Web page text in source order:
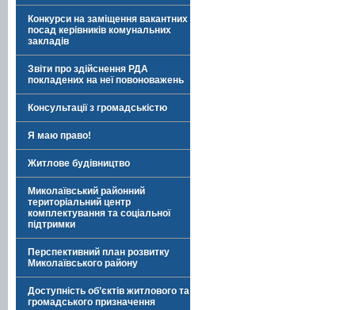
Конкурси на заміщення вакантних
посад керівників комунальних
закладів
Звіти про здійснення РДА
покладених на неї повоноважень
Консультації з громадськістю
Я маю право!
Житлове будівництво
Миколаївський районний
територіальний центр
комплектування та соціальної
підтримки
Перспективний план розвитку
Миколаївського району
Доступність об’єктів житлового та
громадського призначення